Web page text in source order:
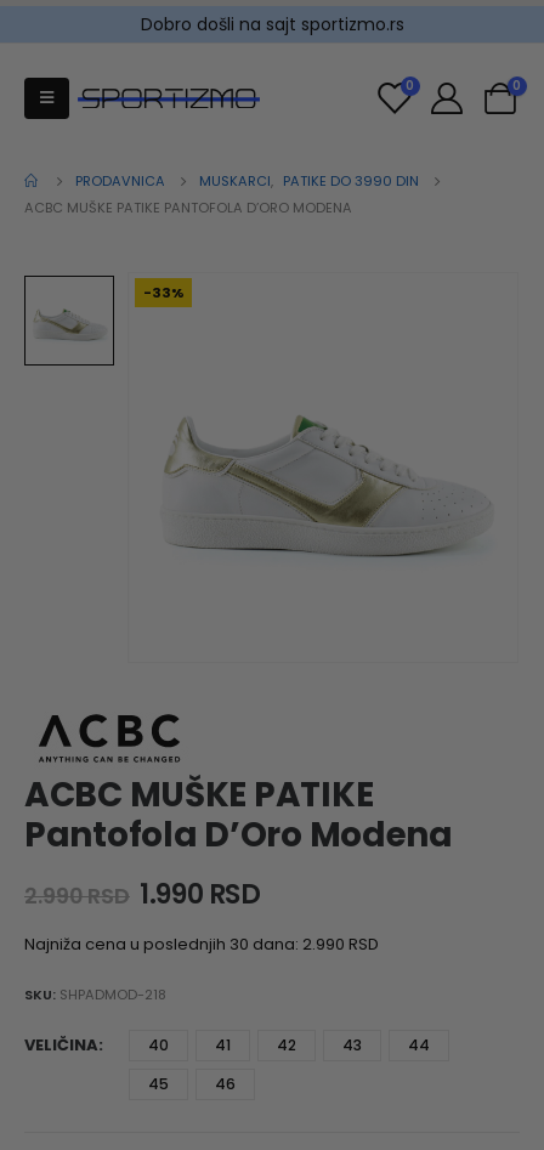
Dobro došli na sajt sportizmo.rs
0 0
PRODAVNICA MUSKARCI, PATIKE DO 3990 DIN
ACBC MUŠKE PATIKE PANTOFOLA D’ORO MODENA
-33%
ACBC MUŠKE PATIKE
Pantofola D’Oro Modena
2.990RSD Original
was:
1.990 RSDCurrent
is:
Najniža cena u poslednjih 30 dana: 2.990 RSD
SKU: SHPADMOD-218
VELIČINA 40 41 42 43
44
45
46